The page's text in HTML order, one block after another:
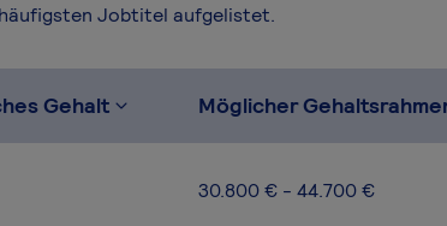
Jobtitel aufgelistet.
Gehalt Möglicher
30.800 € - 44.700 €